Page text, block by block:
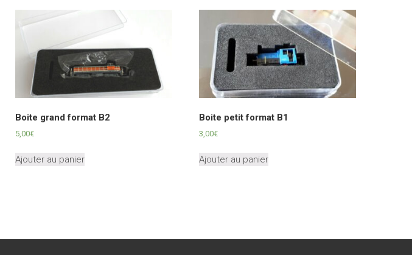
Boite grand format B2
5,00€
Ajouter au panier
Boite petit format B1
3,00€
Ajouter au panier